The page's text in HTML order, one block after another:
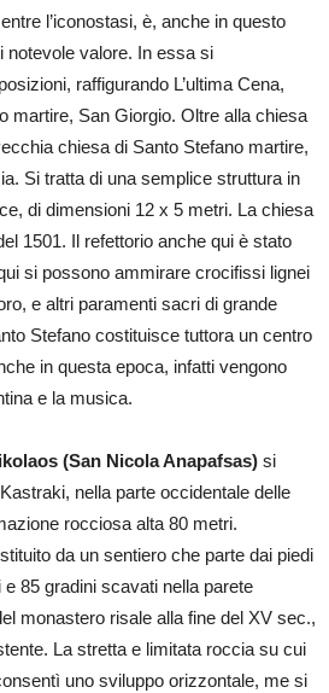
l’iconostasi, è, anche in questo
notevole valore. In essa si
raffigurando L’ultima Cena,
martire, San Giorgio. Oltre alla chiesa
chiesa di Santo Stefano martire,
Si tratta di una semplice struttura in
di dimensioni 12 x 5 metri. La chiesa
1501. Il refettorio anche qui è stato
si possono ammirare crocifissi lignei
e altri paramenti sacri di grande
Stefano costituisce tuttora un centro
in questa epoca, infatti vengono
e la musica.
(San Nicola Anapafsas) si
nella parte occidentale delle
rocciosa alta 80 metri.
da un sentiero che parte dai piedi
85 gradini scavati nella parete
monastero risale alla fine del XV sec.,
La stretta e limitata roccia su cui
uno sviluppo orizzontale, me si